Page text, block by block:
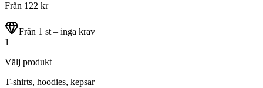
Från 122 kr
Från 1 st – inga krav
1
Välj produkt
T-shirts, hoodies, kepsar